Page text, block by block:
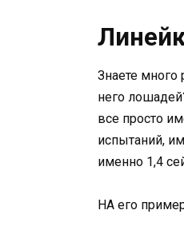
Знаете много
него
все просто
испытаний,
именно 1,4
НА его